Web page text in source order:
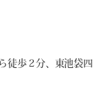
徒歩２分、東池袋四